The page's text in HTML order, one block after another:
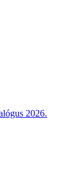
2026.